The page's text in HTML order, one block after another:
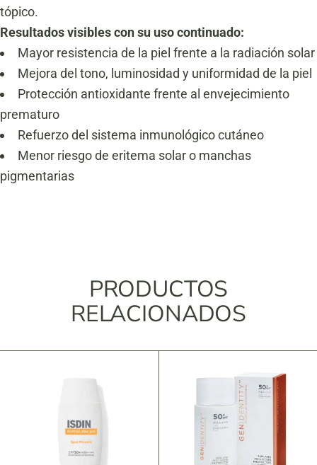
tópico.
Resultados visibles con su uso continuado:
Mayor resistencia de la piel frente a la radiación solar
Mejora del tono, luminosidad y uniformidad de la piel
Protección antioxidante frente al envejecimiento
prematuro
Refuerzo del sistema inmunológico cutáneo
Menor riesgo de eritema solar o manchas
pigmentarias
PRODUCTOS
RELACIONADOS